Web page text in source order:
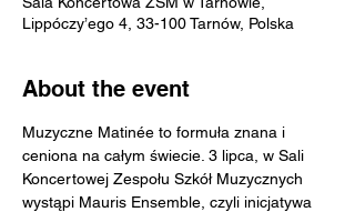
Lippóczy’ego 4, 33-100 Tarnów, Polska
About the event
Muzyczne Matinée to formuła znana i
ceniona na całym świecie. 3 lipca, w Sali
Koncertowej Zespołu Szkół Muzycznych
wystąpi Mauris Ensemble, czyli inicjatywa